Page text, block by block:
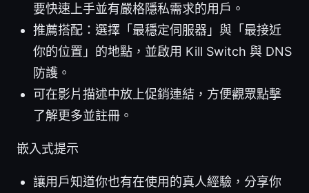
要快速上手並有嚴格隱私需求的用戶。
推薦搭配：選擇「最穩定伺服器」與「最接近
你的位置」的地點，並啟用 Kill Switch 與 DNS
防護。
可在影片描述中放上促銷連結，方便觀眾點擊
了解更多並註冊。
嵌入式提示
讓用戶知道你也有在使用的真人經驗，分享你